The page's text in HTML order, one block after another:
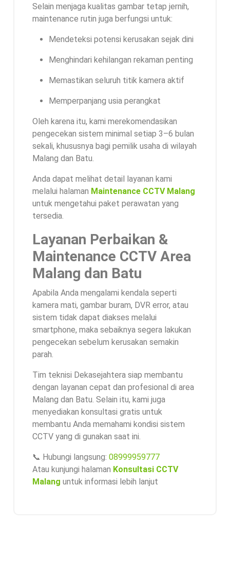
Selain menjaga kualitas gambar tetap jernih,
maintenance rutin juga berfungsi untuk:
Mendeteksi potensi kerusakan sejak dini
Menghindari kehilangan rekaman penting
Memastikan seluruh titik kamera aktif
Memperpanjang usia perangkat
Oleh karena itu, kami merekomendasikan
pengecekan sistem minimal setiap 3–6 bulan
sekali, khususnya bagi pemilik usaha di wilayah
Malang dan Batu.
Anda dapat melihat detail layanan kami
melalui halaman Maintenance CCTV Malang
untuk mengetahui paket perawatan yang
tersedia.
Layanan Perbaikan &
Maintenance CCTV Area
Malang dan Batu
Apabila Anda mengalami kendala seperti
kamera mati, gambar buram, DVR error, atau
sistem tidak dapat diakses melalui
smartphone, maka sebaiknya segera lakukan
pengecekan sebelum kerusakan semakin
parah.
Tim teknisi Dekasejahtera siap membantu
dengan layanan cepat dan profesional di area
Malang dan Batu. Selain itu, kami juga
menyediakan konsultasi gratis untuk
membantu Anda memahami kondisi sistem
CCTV yang di gunakan saat ini.
📞 Hubungi langsung: 08999959777
Atau kunjungi halaman Konsultasi CCTV
Malang untuk informasi lebih lanjut